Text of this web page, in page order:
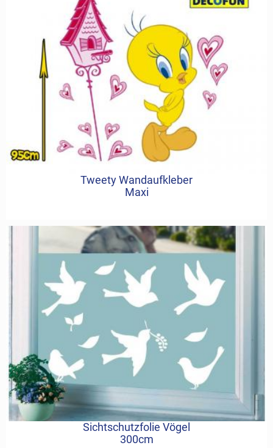
Tweety Wandaufkleber
Maxi
Sichtschutzfolie Vögel
300cm